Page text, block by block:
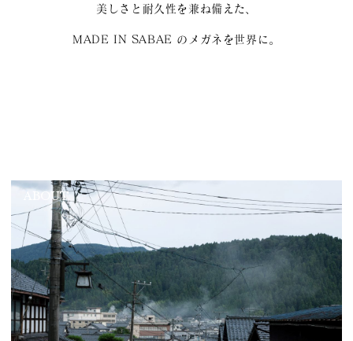
美しさと耐久性を兼ね備えた、
MADE IN SABAE のメガネを世界に。
ABOUT